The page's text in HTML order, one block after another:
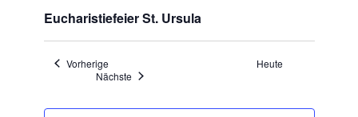
Eucharistiefeier St. Ursula
VorherigeVeranstaltungen
Heute
Nächste Veranstaltungen